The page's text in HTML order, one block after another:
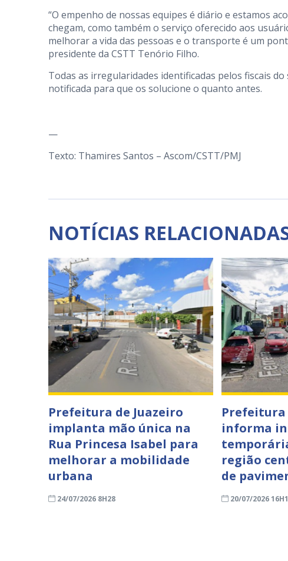
“O empenho de nossas equipes é diário e estamos
chegam, como também o serviço oferecido aos
melhorar a vida das pessoas e o transporte é um
presidente da CSTT Tenório Filho.
Todas as irregularidades identificadas pelos fiscais
notificada para que os solucione o quanto antes.
—
Texto: Thamires Santos – Ascom/CSTT/PMJ
NOTÍCIAS
Prefeitura de Juazeiro
implanta mão única na
Rua Princesa Isabel para
melhorar a mobilidade
urbana
24/07/2026 8H28
Prefeitura
informa
região
de
20/07/2026